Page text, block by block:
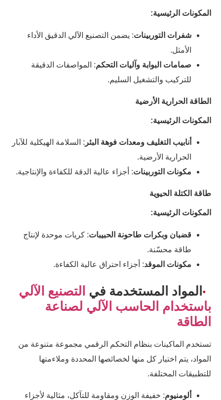
المكونات الرئيسية:
شفرات التوربينات: يضمن التصنيع الآلي الدقيق الأداء
الأمثل.
صمامات البوابة وآليات التحكم: المواصفات الدقيقة
للتركيب والتشغيل السليم.
الطاقة الحرارية الأرضية
المكونات الرئيسية:
أنابيب التغليف ومعدات فوهة البئر: السلامة الهيكلية للآبار
الحرارية الأرضية.
مكونات التوربينات: أجزاء عالية الدقة للكفاءة والإنتاجية.
طاقة الكتلة الحيوية
المكونات الرئيسية:
قضبان وبكرات طاحونة الحبيبات: كريات موحدة لإنتاج
طاقة محسّنة.
مكونات الموقد: أجزاء احتراق عالية الكفاءة.
المواد المستخدمة فيالتصنيع الآلي
باستخدام الحاسب الآلي لصناعة
الطاقة
تستخدم الماكينات بنظام التحكم الرقمي مجموعة متنوعة من
المواد، يتم اختيار كل منها لخصائصها المحددة وملاءمتها
للتطبيقات المختلفة.
ألومنيوم: خفيفة الوزن ومقاومة للتآكل، مثالية لأجزاء